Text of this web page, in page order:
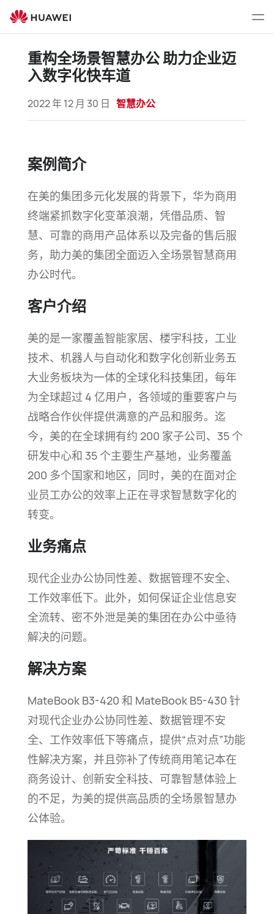
全
打
重构全场景智慧办公 助力企业迈
入数字化快车道
2022 年 12 月 30 日 智慧办公
案例简介
在美的集团多元化发展的背景下，华为商用
终端紧抓数字化变革浪潮，凭借品质、智
慧、可靠的商用产品体系以及完备的售后服
务，助力美的集团全面迈入全场景智慧商用
办公时代。
客户介绍
美的是一家覆盖智能家居、楼宇科技，工业
技术、机器人与自动化和数字化创新业务五
大业务板块为一体的全球化科技集团，每年
为全球超过 4 亿用户，各领域的重要客户与
战略合作伙伴提供满意的产品和服务。迄
今，美的在全球拥有约 200 家子公司、35 个
研发中心和 35 个主要生产基地，业务覆盖
200 多个国家和地区，同时，美的在面对企
业员工办公的效率上正在寻求智慧数字化的
转变。
业务痛点
现代企业办公协同性差、数据管理不安全、
工作效率低下。此外，如何保证企业信息安
全流转、密不外泄是美的集团在办公中亟待
解决的问题。
解决方案
MateBook B3-420 和 MateBook B5-430 针
对现代企业办公协同性差、数据管理不安
全、工作效率低下等痛点，提供“点对点”功能
性解决方案，并且弥补了传统商用笔记本在
商务设计、创新安全科技、可靠智慧体验上
的不足，为美的提供高品质的全场景智慧办
公体验。